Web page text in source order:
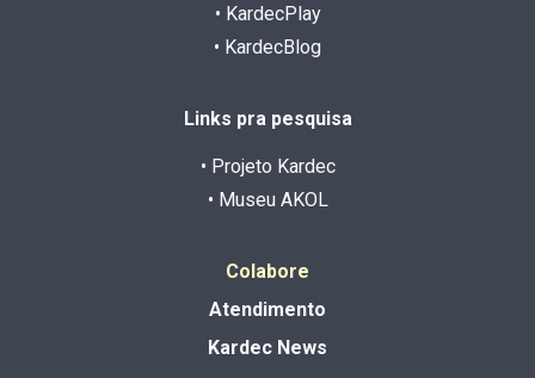
• KardecPlay
• KardecBlog
Links pra pesquisa
• Projeto Kardec
• Museu AKOL
Colabore
Atendimento
Kardec News